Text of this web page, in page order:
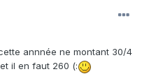
annnée ne montant 30/4
il en faut 260 (: